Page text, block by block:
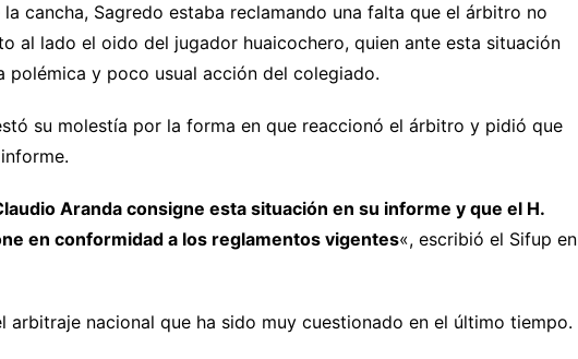
cancha, Sagredo estaba reclamando una falta que el árbitro no
al lado el oido del jugador huaicochero, quien ante esta situación
y poco usual acción del colegiado.
su molestía por la forma en que reaccionó el árbitro y pidió que
Aranda consigne esta situación en su informe y que el H.
en conformidad a los reglamentos vigentes«, escribió el Sifup en
arbitraje nacional que ha sido muy cuestionado en el último tiempo.